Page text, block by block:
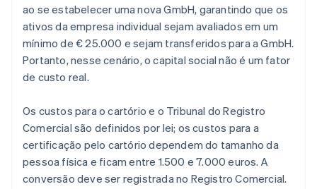
ao se estabelecer uma nova GmbH, garantindo que os
ativos da empresa individual sejam avaliados em um
mínimo de € 25.000 e sejam transferidos para a GmbH.
Portanto, nesse cenário, o capital social não é um fator
de custo real.
Os custos para o cartório e o Tribunal do Registro
Comercial são definidos por lei; os custos para a
certificação pelo cartório dependem do tamanho da
pessoa física e ficam entre 1.500 e 7.000 euros. A
conversão deve ser registrada no Registro Comercial.